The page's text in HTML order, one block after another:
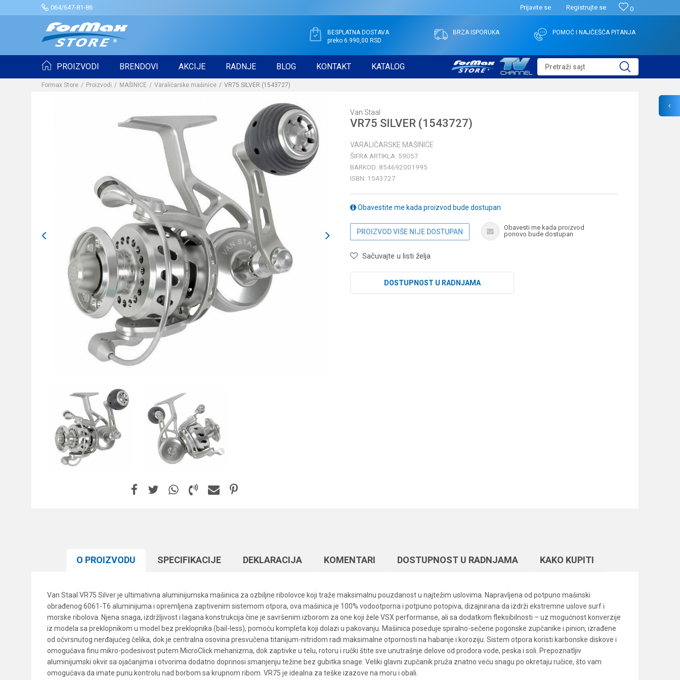
064/647-81-86 0
Prijavite se Registrujte se
BESPLATNA DOSTAVA
preko 6.990,00 RSD
BRZA ISPORUKA POMOĆ I NAJČEŠĆA PITANJA
PROIZVODI BRENDOVI AKCIJE RADNJE BLOG KONTAKT KATALOG Pretraži sajt
Formax Store Proizvodi MAŠINICE Varaličarske mašinice VR75 SILVER (1543727)
Van Staal
VR75 SILVER (1543727)
VARALIČARSKE MAŠINICE
ŠIFRA ARTIKLA: 59057
BARKOD: 854692001995
ISBN: 1543727
Obavestite me kada proizvod bude dostupan
PROIZVOD VIŠE NIJE DOSTUPAN
Obavesti me kada proizvod
ponovo bude dostupan
Sačuvajte u listi želja
DOSTUPNOST U RADNJAMA
O PROIZVODU SPECIFIKACIJЕ DEKLARACIJA KOMENTARI DOSTUPNOST U RADNJAMA KAKO KUPITI
Van Staal VR75 Silver je ultimativna aluminijumska mašinica za ozbiljne ribolovce koji traže maksimalnu pouzdanost u najtežim uslovima. Napravljena od potpuno mašinski
obrađenog 6061-T6 aluminijuma i opremljena zaptivenim sistemom otpora, ova mašinica je 100% vodootporna i potpuno potopiva, dizajnirana da izdrži ekstremne uslove surf i
morske ribolova. Njena snaga, izdržljivost i lagana konstrukcija čine je savršenim izborom za one koji žele VSX performanse, ali sa dodatkom fleksibilnosti – uz mogućnost konverzije
iz modela sa preklopnikom u model bez preklopnika (bail-less), pomoću kompleta koji dolazi u pakovanju. Mašinica poseduje spiralno-sečene pogonske zupčanike i pinion, izrađene
od očvrsnutog nerđajućeg čelika, dok je centralna osovina presvučena titanijum-nitridom radi maksimalne otpornosti na habanje i koroziju. Sistem otpora koristi karbonske diskove i
omogućava finu mikro-podesivost putem MicroClick mehanizma, dok zaptivke u telu, rotoru i ručki štite sve unutrašnje delove od prodora vode, peska i soli. Prepoznatljiv
aluminijumski okvir sa ojačanjima i otvorima dodatno doprinosi smanjenju težine bez gubitka snage. Veliki glavni zupčanik pruža znatno veću snagu po okretaju ručice, što vam
omogućava da imate punu kontrolu nad borbom sa krupnom ribom. VR75 je idealna za teške izazove na moru i obali.